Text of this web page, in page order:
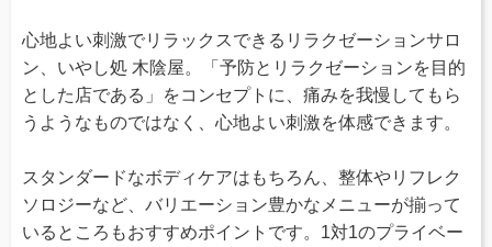
心地よい刺激でリラックスできるリラクゼーションサロ
ン、いやし処 木陰屋。「予防とリラクゼーションを目的
とした店である」をコンセプトに、痛みを我慢してもら
うようなものではなく、心地よい刺激を体感できます。
スタンダードなボディケアはもちろん、整体やリフレク
ソロジーなど、バリエーション豊かなメニューが揃って
いるところもおすすめポイントです。1対1のプライベー